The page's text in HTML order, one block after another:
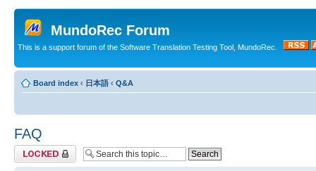
MundoRec Forum
This is a support forum of the Software Translation Testing Tool, MundoRec.
Board index ‹ 日本語 ‹ Q&A
FAQ
Topic locked